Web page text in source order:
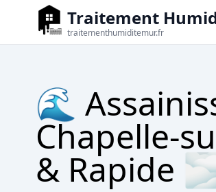
Traitement
traitementhumiditemur.fr
🌊
Chapelle-
& Rapide